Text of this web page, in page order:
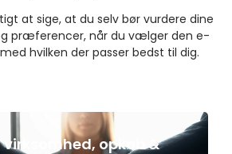
at sige, at du selv bør vurdere dine
præferencer, når du vælger den e-
hvilken der passer bedst til dig.
virksomhed, opkøb &